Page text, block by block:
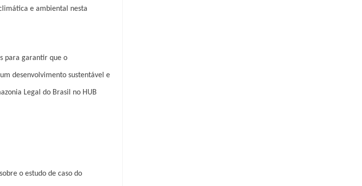
e ambiental nesta
para garantir que o
desenvolvimento sustentável e
Legal do Brasil no HUB
o estudo de caso do